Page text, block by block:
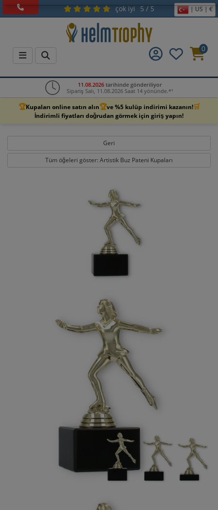
çok iyi 5 / 5 | US | €
0
11.08.2026tarihinde gönderiliyor
Sipariş Salı, 11.08.2026 Saat 14 yönünde.*¹
🏆Kupaları online satın alın🏆ve %5 kulüp indirimi kazanın!🛒
İndirimli fiyatları doğrudan görmek için giriş yapın!
Geri
Tüm öğeleri göster: Artistik Buz Pateni Kupaları